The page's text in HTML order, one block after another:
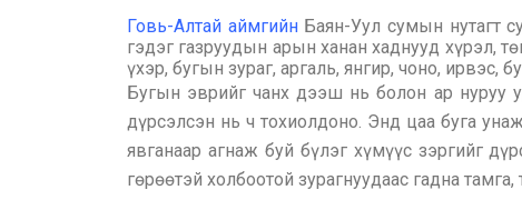
Говь-Алтай аймгийнБаян-Уул сумын нутагт
гэдэг газруудын арын ханан хаднууд хүрэл,
үхэр, бугын зураг, аргаль, янгир, чоно, ирвэс,
Бугын эврийг чанх дээш нь болон ар нуруу
дүрсэлсэн нь ч тохиолдоно. Энд цаа буга
явганаар агнаж буй бүлэг хүмүүс зэргийг
гөрөөтэй холбоотой зурагнуудаас гадна